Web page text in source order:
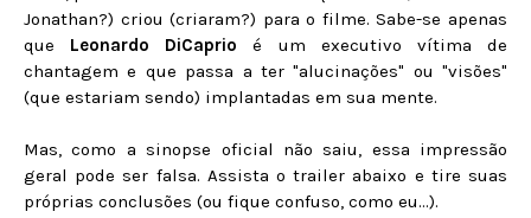
Jonathan?) criou (criaram?) para o filme. Sabe-se apenas
que Leonardo DiCaprio é um executivo vítima de
chantagem e que passa a ter "alucinações" ou "visões"
(que estariam sendo) implantadas em sua mente.
Mas, como a sinopse oficial não saiu, essa impressão
geral pode ser falsa. Assista o trailer abaixo e tire suas
próprias conclusões (ou fique confuso, como eu...).